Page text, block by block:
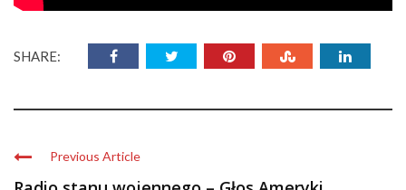
SHARE:
Previous Article